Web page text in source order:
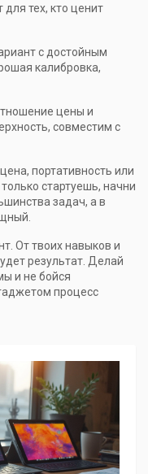
тех, кто ценит
с достойным
калибровка,
цены и
совместим с
портативность или
стартуешь, начни
задач, а в
От твоих навыков и
результат. Делай
и не бойся
процесс